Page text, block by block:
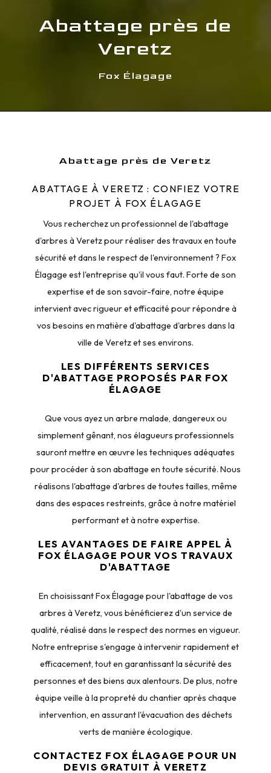
Abattage près de
Veretz
Fox Élagage
Abattage près de Veretz
ABATTAGE À VERETZ : CONFIEZ VOTRE
PROJET À FOX ÉLAGAGE
Vous recherchez un professionnel de l'abattage
d'arbres à Veretz pour réaliser des travaux en toute
sécurité et dans le respect de l'environnement ? Fox
Élagage est l'entreprise qu'il vous faut. Forte de son
expertise et de son savoir-faire, notre équipe
intervient avec rigueur et efficacité pour répondre à
vos besoins en matière d'abattage d'arbres dans la
ville de Veretz et ses environs.
LES DIFFÉRENTS SERVICES
D'ABATTAGE PROPOSÉS PAR FOX
ÉLAGAGE
Que vous ayez un arbre malade, dangereux ou
simplement gênant, nos élagueurs professionnels
sauront mettre en œuvre les techniques adéquates
pour procéder à son abattage en toute sécurité. Nous
réalisons l'abattage d'arbres de toutes tailles, même
dans des espaces restreints, grâce à notre matériel
performant et à notre expertise.
LES AVANTAGES DE FAIRE APPEL À
FOX ÉLAGAGE POUR VOS TRAVAUX
D'ABATTAGE
En choisissant Fox Élagage pour l'abattage de vos
arbres à Veretz, vous bénéficierez d'un service de
qualité, réalisé dans le respect des normes en vigueur.
Notre entreprise s'engage à intervenir rapidement et
efficacement, tout en garantissant la sécurité des
personnes et des biens aux alentours. De plus, notre
équipe veille à la propreté du chantier après chaque
intervention, en assurant l'évacuation des déchets
verts de manière écologique.
CONTACTEZ FOX ÉLAGAGE POUR UN
DEVIS GRATUIT À VERETZ